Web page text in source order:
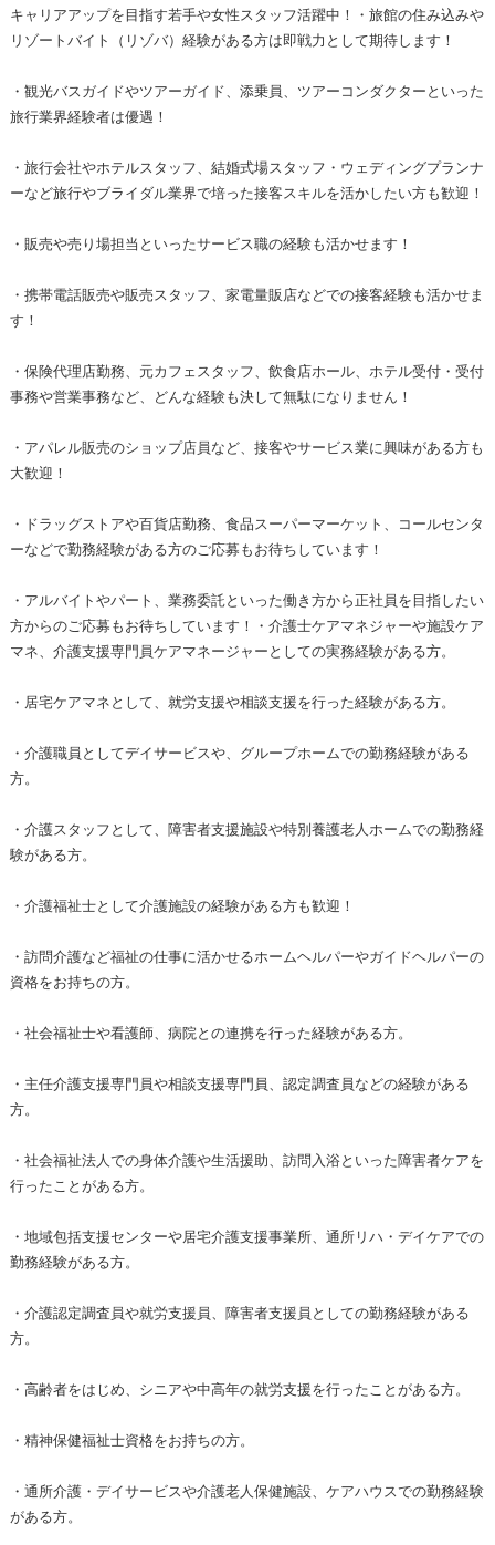
キャリアアップを目指す若手や女性スタッフ活躍中！・旅館の住み込みや
リゾートバイト（リゾバ）経験がある方は即戦力として期待します！
・観光バスガイドやツアーガイド、添乗員、ツアーコンダクターといった
旅行業界経験者は優遇！
・旅行会社やホテルスタッフ、結婚式場スタッフ・ウェディングプランナ
ーなど旅行やブライダル業界で培った接客スキルを活かしたい方も歓迎！
・販売や売り場担当といったサービス職の経験も活かせます！
・携帯電話販売や販売スタッフ、家電量販店などでの接客経験も活かせま
す！
・保険代理店勤務、元カフェスタッフ、飲食店ホール、ホテル受付・受付
事務や営業事務など、どんな経験も決して無駄になりません！
・アパレル販売のショップ店員など、接客やサービス業に興味がある方も
大歓迎！
・ドラッグストアや百貨店勤務、食品スーパーマーケット、コールセンタ
ーなどで勤務経験がある方のご応募もお待ちしています！
・アルバイトやパート、業務委託といった働き方から正社員を目指したい
方からのご応募もお待ちしています！・介護士ケアマネジャーや施設ケア
マネ、介護支援専門員ケアマネージャーとしての実務経験がある方。
・居宅ケアマネとして、就労支援や相談支援を行った経験がある方。
・介護職員としてデイサービスや、グループホームでの勤務経験がある
方。
・介護スタッフとして、障害者支援施設や特別養護老人ホームでの勤務経
験がある方。
・介護福祉士として介護施設の経験がある方も歓迎！
・訪問介護など福祉の仕事に活かせるホームヘルパーやガイドヘルパーの
資格をお持ちの方。
・社会福祉士や看護師、病院との連携を行った経験がある方。
・主任介護支援専門員や相談支援専門員、認定調査員などの経験がある
方。
・社会福祉法人での身体介護や生活援助、訪問入浴といった障害者ケアを
行ったことがある方。
・地域包括支援センターや居宅介護支援事業所、通所リハ・デイケアでの
勤務経験がある方。
・介護認定調査員や就労支援員、障害者支援員としての勤務経験がある
方。
・高齢者をはじめ、シニアや中高年の就労支援を行ったことがある方。
・精神保健福祉士資格をお持ちの方。
・通所介護・デイサービスや介護老人保健施設、ケアハウスでの勤務経験
がある方。